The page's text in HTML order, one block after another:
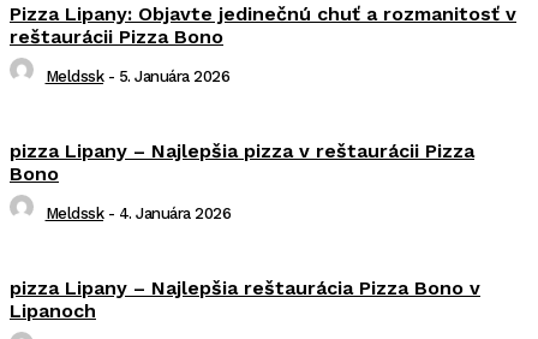
Pizza Lipany: Objavte jedinečnú chuť a rozmanitosť v
reštaurácii Pizza Bono
Meldssk - 5. Januára 2026
pizza Lipany – Najlepšia pizza v reštaurácii Pizza
Bono
Meldssk - 4. Januára 2026
pizza Lipany – Najlepšia reštaurácia Pizza Bono v
Lipanoch